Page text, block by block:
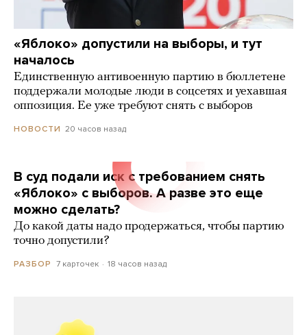
«Яблоко» допустили на выборы, и тут
началось
Единственную антивоенную партию в бюллетене
поддержали молодые люди в соцсетях и уехавшая
оппозиция. Ее уже требуют снять с выборов
НОВОСТИ 20 часов назад
В суд подали иск с требованием снять
«Яблоко» с выборов. А разве это еще
можно сделать?
До какой даты надо продержаться, чтобы партию
точно допустили?
РАЗБОР 7 карточек 18 часов назад